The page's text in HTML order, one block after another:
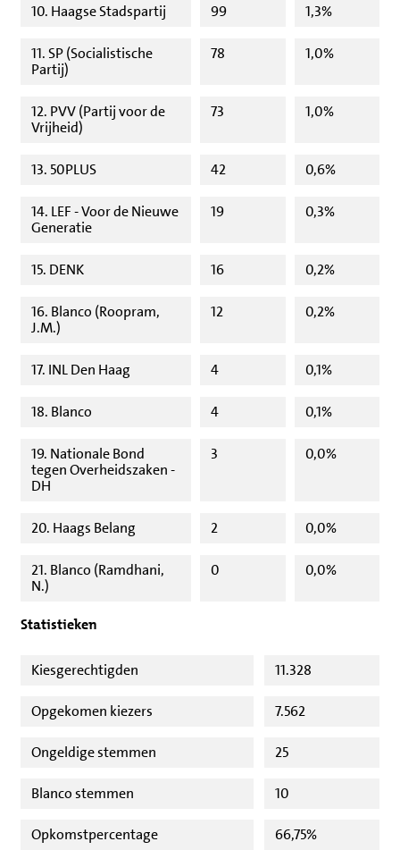
10. Haagse Stadspartij 99 1,3%
11. SP (Socialistische
Partij)
78 1,0%
12. PVV (Partij voor de
Vrijheid)
73 1,0%
13. 50PLUS 42 0,6%
14. LEF - Voor de Nieuwe
Generatie
19 0,3%
15. DENK 16 0,2%
16. Blanco (Roopram,
J.M.)
12 0,2%
17. INL Den Haag 4 0,1%
18. Blanco 4 0,1%
19. Nationale Bond
tegen Overheidszaken -
DH
3 0,0%
20. Haags Belang 2 0,0%
21. Blanco (Ramdhani,
N.)
0 0,0%
Statistieken
Kiesgerechtigden 11.328
Opgekomen kiezers 7.562
Ongeldige stemmen 25
Blanco stemmen 10
Opkomstpercentage 66,75%